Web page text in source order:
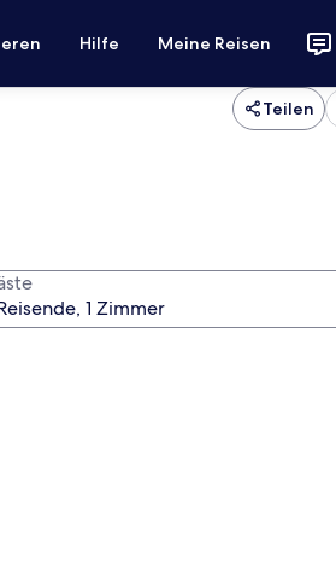
Hilfe Meine Reisen
Teilen